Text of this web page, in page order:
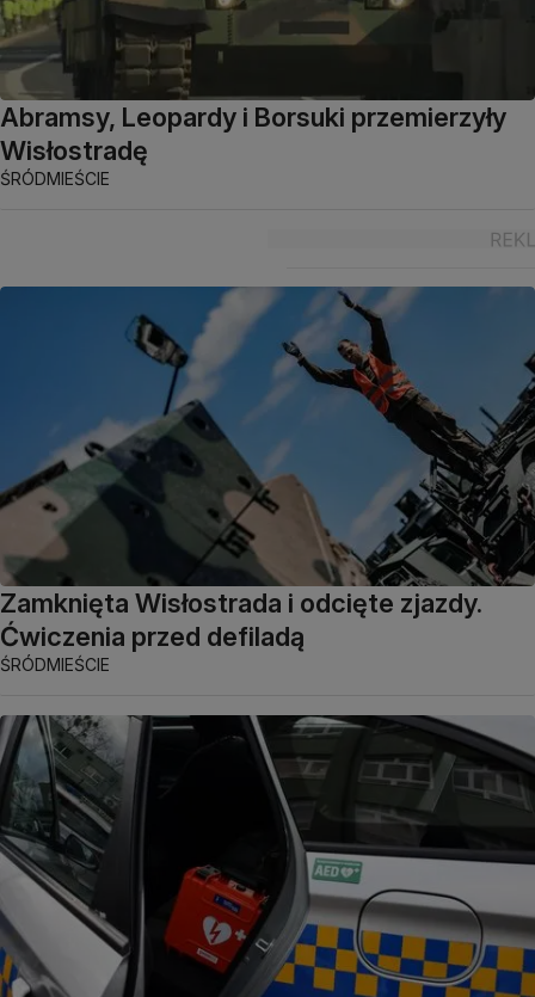
Abramsy, Leopardy i Borsuki przemierzyły
Wisłostradę
ŚRÓDMIEŚCIE
Zamknięta Wisłostrada i odcięte zjazdy.
Ćwiczenia przed defiladą
ŚRÓDMIEŚCIE